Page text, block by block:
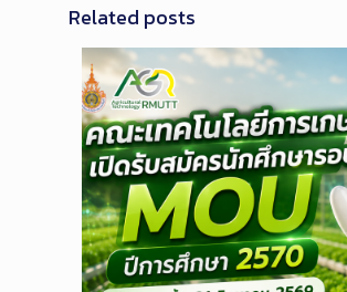
Related posts